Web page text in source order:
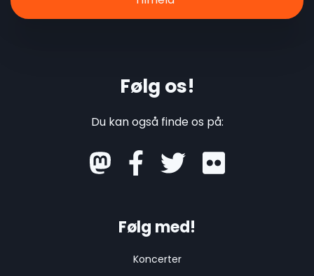
Følg os!
Du kan også finde os på:
mastodon
Følg med!
Koncerter